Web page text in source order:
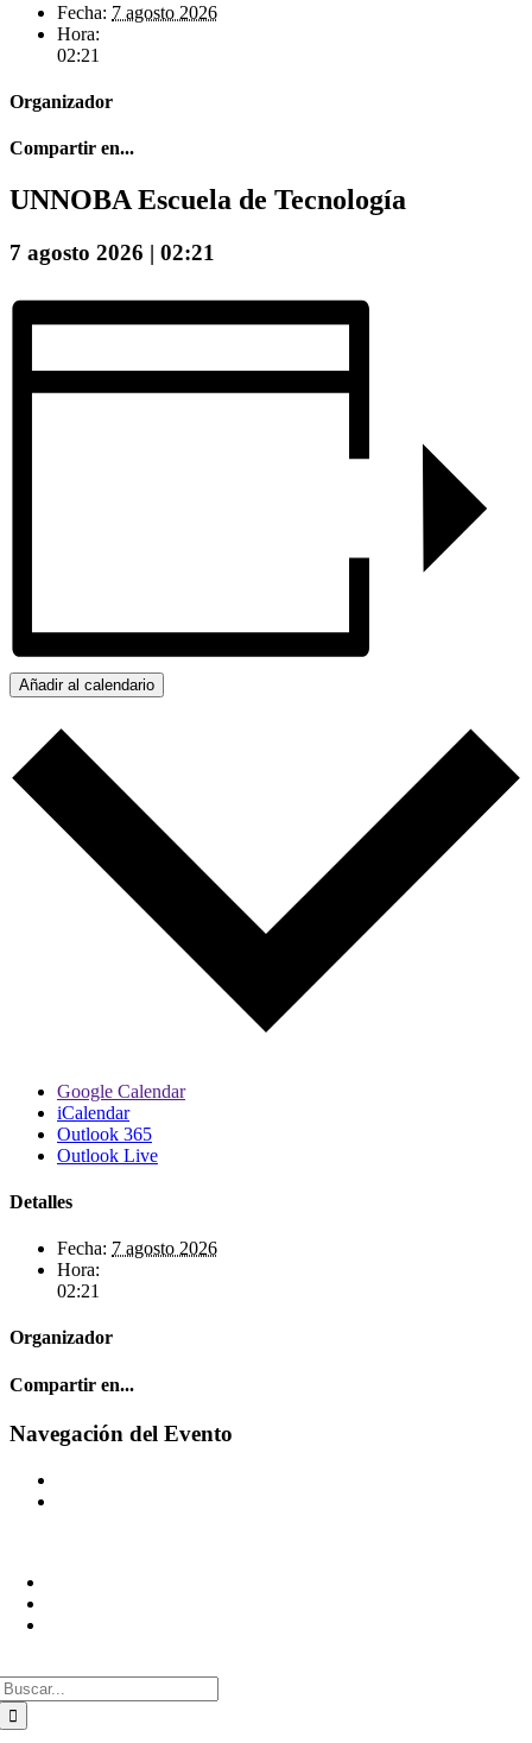
Fecha: 7 agosto 2026
Hora:
02:21
Organizador
Compartir en...
Facebook
X
Reddit
LinkedIn
WhatsApp
Correo
electrónico
UNNOBA Escuela de Tecnología
7 agosto 2026 | 02:21
Añadir al calendario
Google Calendar
iCalendar
Outlook 365
Outlook Live
Detalles
Fecha: 7 agosto 2026
Hora:
02:21
Organizador
Compartir en...
Facebook
X
Reddit
LinkedIn
WhatsApp
Correo
electrónico
Navegación del Evento